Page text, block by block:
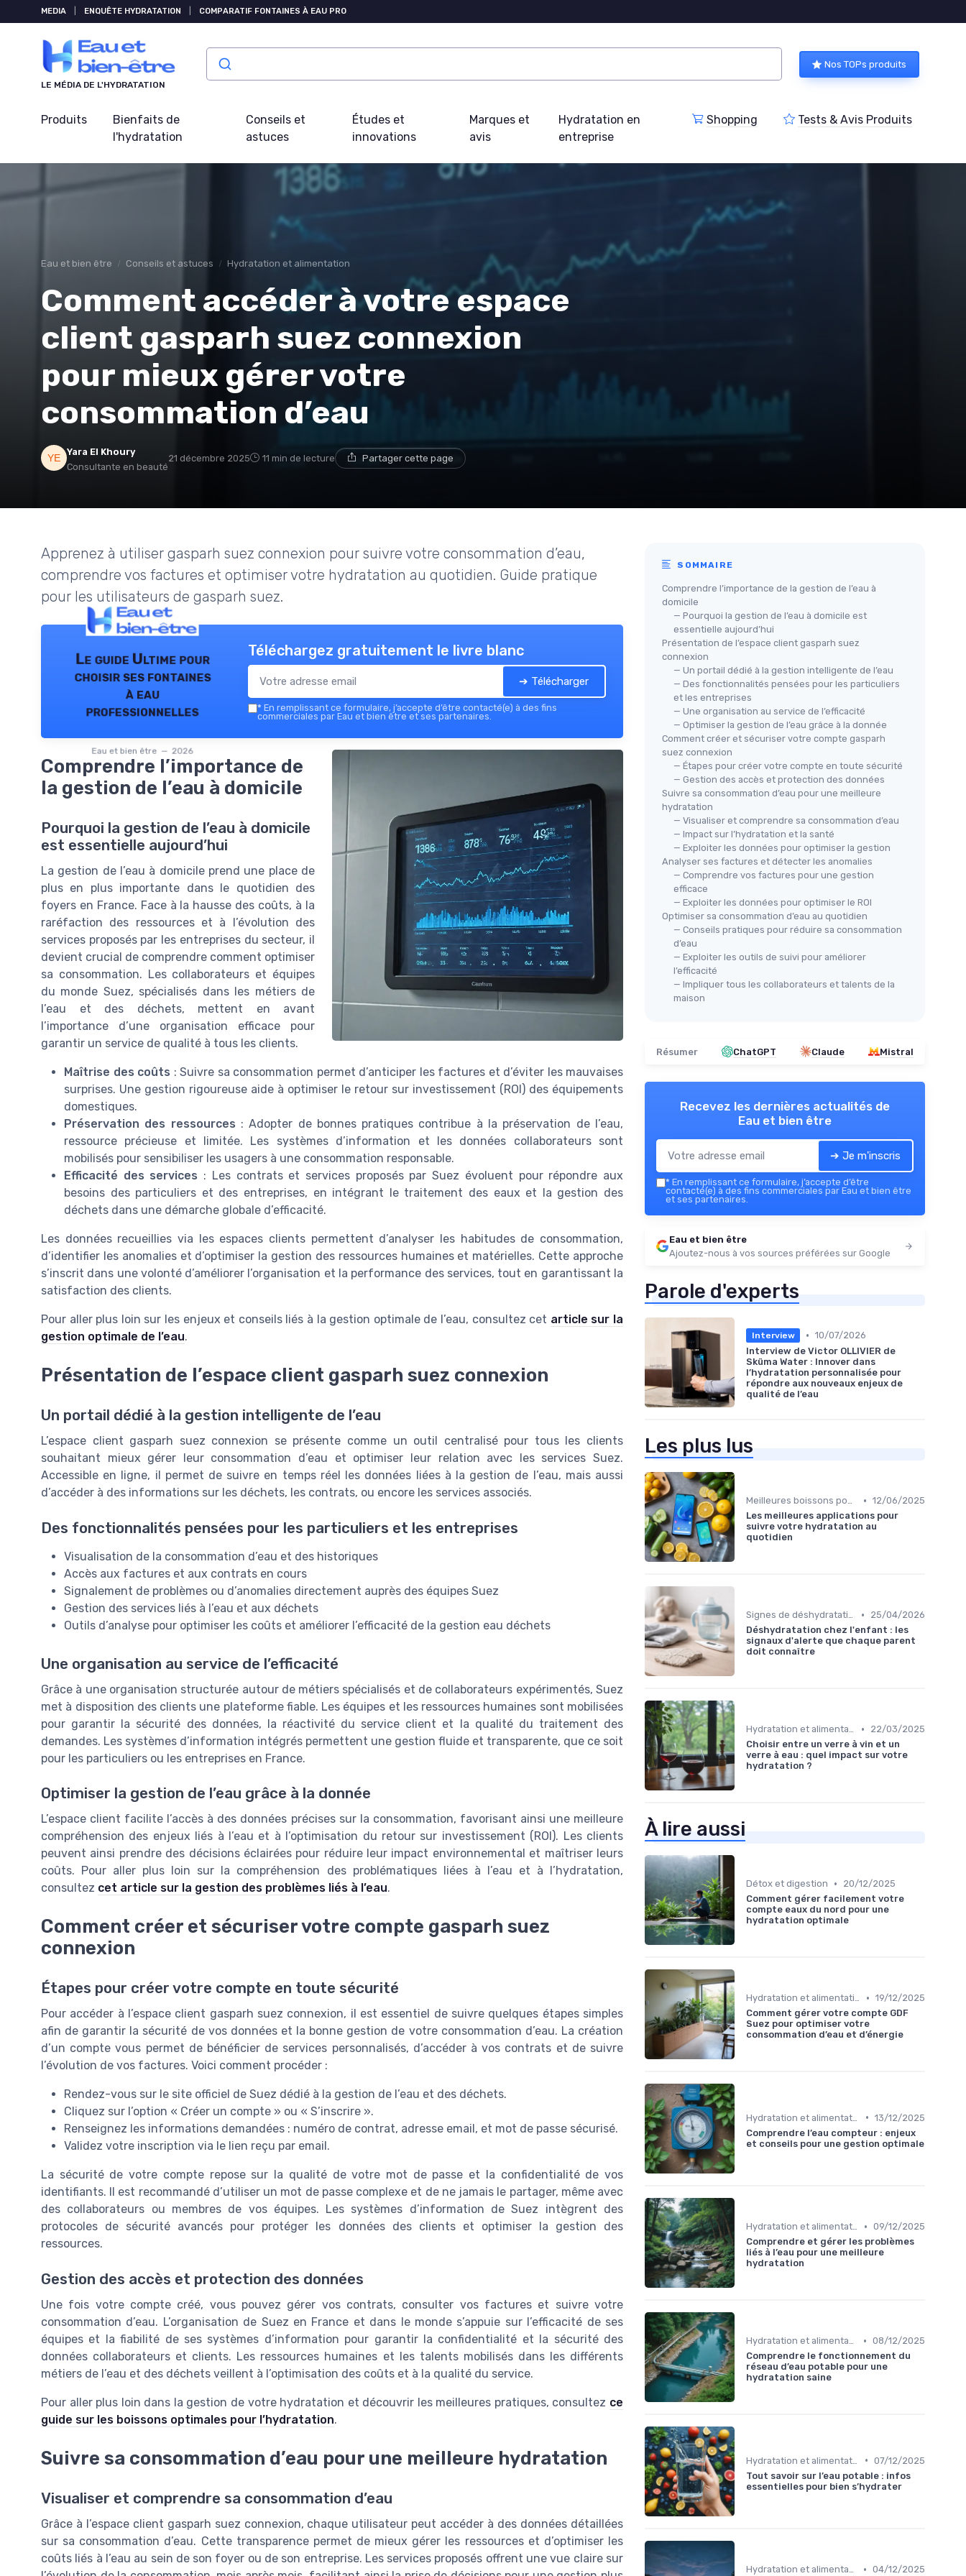
MEDIA ENQUÊTE HYDRATATION COMPARATIF FONTAINES À EAU PRO
LE MÉDIA DE L'HYDRATATION
Nos TOPs produits
Produits
Bienfaits de
l'hydratation
Conseils et
astuces
Études et
innovations
Marques et
avis
Hydratation en
entreprise
Shopping Tests & Avis Produits
Eau et bien être Conseils et astuces Hydratation et alimentation
Comment accéder à votre espace
client gasparh suez connexion
pour mieux gérer votre
consommation d’eau
Yara El Khoury
Consultante en beauté
21 décembre 2025 11 min de lecture Partager cette page
Apprenez à utiliser gasparh suez connexion pour suivre votre consommation d’eau,
comprendre vos factures et optimiser votre hydratation au quotidien. Guide pratique
pour les utilisateurs de gasparh suez.
Le guide Ultime pour
choisir ses fontaines
à eau
professionnelles
Eau et bien être — 2026
Téléchargez gratuitement le livre blanc
➔ Télécharger
* En remplissant ce formulaire, j’accepte d’être contacté(e) à des fins
commerciales par Eau et bien être et ses partenaires.
Comprendre l’importance de
la gestion de l’eau à domicile
Pourquoi la gestion de l’eau à domicile
est essentielle aujourd’hui
La gestion de l’eau à domicile prend une place de
plus en plus importante dans le quotidien des
foyers en France. Face à la hausse des coûts, à la
raréfaction des ressources et à l’évolution des
services proposés par les entreprises du secteur, il
devient crucial de comprendre comment optimiser
sa consommation. Les collaborateurs et équipes
du monde Suez, spécialisés dans les métiers de
l’eau et des déchets, mettent en avant
l’importance d’une organisation efficace pour
garantir un service de qualité à tous les clients.
Maîtrise des coûts : Suivre sa consommation permet d’anticiper les factures et d’éviter les mauvaises
surprises. Une gestion rigoureuse aide à optimiser le retour sur investissement (ROI) des équipements
domestiques.
Préservation des ressources : Adopter de bonnes pratiques contribue à la préservation de l’eau,
ressource précieuse et limitée. Les systèmes d’information et les données collaborateurs sont
mobilisés pour sensibiliser les usagers à une consommation responsable.
Efficacité des services : Les contrats et services proposés par Suez évoluent pour répondre aux
besoins des particuliers et des entreprises, en intégrant le traitement des eaux et la gestion des
déchets dans une démarche globale d’efficacité.
Les données recueillies via les espaces clients permettent d’analyser les habitudes de consommation,
d’identifier les anomalies et d’optimiser la gestion des ressources humaines et matérielles. Cette approche
s’inscrit dans une volonté d’améliorer l’organisation et la performance des services, tout en garantissant la
satisfaction des clients.
Pour aller plus loin sur les enjeux et conseils liés à la gestion optimale de l’eau, consultez cet article sur la
gestion optimale de l’eau.
Présentation de l’espace client gasparh suez connexion
Un portail dédié à la gestion intelligente de l’eau
L’espace client gasparh suez connexion se présente comme un outil centralisé pour tous les clients
souhaitant mieux gérer leur consommation d’eau et optimiser leur relation avec les services Suez.
Accessible en ligne, il permet de suivre en temps réel les données liées à la gestion de l’eau, mais aussi
d’accéder à des informations sur les déchets, les contrats, ou encore les services associés.
Des fonctionnalités pensées pour les particuliers et les entreprises
Visualisation de la consommation d’eau et des historiques
Accès aux factures et aux contrats en cours
Signalement de problèmes ou d’anomalies directement auprès des équipes Suez
Gestion des services liés à l’eau et aux déchets
Outils d’analyse pour optimiser les coûts et améliorer l’efficacité de la gestion eau déchets
Une organisation au service de l’efficacité
Grâce à une organisation structurée autour de métiers spécialisés et de collaborateurs expérimentés, Suez
met à disposition des clients une plateforme fiable. Les équipes et les ressources humaines sont mobilisées
pour garantir la sécurité des données, la réactivité du service client et la qualité du traitement des
demandes. Les systèmes d’information intégrés permettent une gestion fluide et transparente, que ce soit
pour les particuliers ou les entreprises en France.
Optimiser la gestion de l’eau grâce à la donnée
L’espace client facilite l’accès à des données précises sur la consommation, favorisant ainsi une meilleure
compréhension des enjeux liés à l’eau et à l’optimisation du retour sur investissement (ROI). Les clients
peuvent ainsi prendre des décisions éclairées pour réduire leur impact environnemental et maîtriser leurs
coûts. Pour aller plus loin sur la compréhension des problématiques liées à l’eau et à l’hydratation,
consultez cet article sur la gestion des problèmes liés à l’eau.
Comment créer et sécuriser votre compte gasparh suez
connexion
Étapes pour créer votre compte en toute sécurité
Pour accéder à l’espace client gasparh suez connexion, il est essentiel de suivre quelques étapes simples
afin de garantir la sécurité de vos données et la bonne gestion de votre consommation d’eau. La création
d’un compte vous permet de bénéficier de services personnalisés, d’accéder à vos contrats et de suivre
l’évolution de vos factures. Voici comment procéder :
Rendez-vous sur le site officiel de Suez dédié à la gestion de l’eau et des déchets.
Cliquez sur l’option « Créer un compte » ou « S’inscrire ».
Renseignez les informations demandées : numéro de contrat, adresse email, et mot de passe sécurisé.
Validez votre inscription via le lien reçu par email.
La sécurité de votre compte repose sur la qualité de votre mot de passe et la confidentialité de vos
identifiants. Il est recommandé d’utiliser un mot de passe complexe et de ne jamais le partager, même avec
des collaborateurs ou membres de vos équipes. Les systèmes d’information de Suez intègrent des
protocoles de sécurité avancés pour protéger les données des clients et optimiser la gestion des
ressources.
Gestion des accès et protection des données
Une fois votre compte créé, vous pouvez gérer vos contrats, consulter vos factures et suivre votre
consommation d’eau. L’organisation de Suez en France et dans le monde s’appuie sur l’efficacité de ses
équipes et la fiabilité de ses systèmes d’information pour garantir la confidentialité et la sécurité des
données collaborateurs et clients. Les ressources humaines et les talents mobilisés dans les différents
métiers de l’eau et des déchets veillent à l’optimisation des coûts et à la qualité du service.
Pour aller plus loin dans la gestion de votre hydratation et découvrir les meilleures pratiques, consultez ce
guide sur les boissons optimales pour l’hydratation.
Suivre sa consommation d’eau pour une meilleure hydratation
Visualiser et comprendre sa consommation d’eau
Grâce à l’espace client gasparh suez connexion, chaque utilisateur peut accéder à des données détaillées
sur sa consommation d’eau. Cette transparence permet de mieux gérer les ressources et d’optimiser les
coûts liés à l’eau au sein de son foyer ou de son entreprise. Les services proposés offrent une vue claire sur
SOMMAIRE
Comprendre l’importance de la gestion de l’eau à
domicile
— Pourquoi la gestion de l’eau à domicile est
essentielle aujourd’hui
Présentation de l’espace client gasparh suez
connexion
— Un portail dédié à la gestion intelligente de l’eau
— Des fonctionnalités pensées pour les particuliers
et les entreprises
— Une organisation au service de l’efficacité
— Optimiser la gestion de l’eau grâce à la donnée
Comment créer et sécuriser votre compte gasparh
suez connexion
— Étapes pour créer votre compte en toute sécurité
— Gestion des accès et protection des données
Suivre sa consommation d’eau pour une meilleure
hydratation
— Visualiser et comprendre sa consommation d’eau
— Impact sur l’hydratation et la santé
— Exploiter les données pour optimiser la gestion
Analyser ses factures et détecter les anomalies
— Comprendre vos factures pour une gestion
efficace
— Exploiter les données pour optimiser le ROI
Optimiser sa consommation d’eau au quotidien
— Conseils pratiques pour réduire sa consommation
d’eau
— Exploiter les outils de suivi pour améliorer
l’efficacité
— Impliquer tous les collaborateurs et talents de la
maison
Résumer ChatGPT Claude Mistral
Recevez les dernières actualités de
Eau et bien être
➔ Je m'inscris
* En remplissant ce formulaire, j’accepte d’être
contacté(e) à des fins commerciales par Eau et bien être
et ses partenaires.
Eau et bien être
Ajoutez-nous à vos sources préférées sur Google
Parole d'experts
Interview • 10/07/2026
Interview de Victor OLLIVIER de
Sküma Water : Innover dans
l’hydratation personnalisée pour
répondre aux nouveaux enjeux de
qualité de l’eau
Les plus lus
Meilleures boissons pour s’hydrater • 12/06/2025
Les meilleures applications pour
suivre votre hydratation au
quotidien
Signes de déshydratation •
25/04/2026
Déshydratation chez l'enfant : les
signaux d'alerte que chaque parent
doit connaître
Hydratation et alimentation •
22/03/2025
Choisir entre un verre à vin et un
verre à eau : quel impact sur votre
hydratation ?
À lire aussi
Détox et digestion •
20/12/2025
Comment gérer facilement votre
compte eaux du nord pour une
hydratation optimale
Hydratation et alimentation • 19/12/2025
Comment gérer votre compte GDF
Suez pour optimiser votre
consommation d’eau et d’énergie
• 13/12/2025
Comprendre l’eau compteur : enjeux
et conseils pour une gestion optimale
Hydratation et alimentation • 09/12/2025
Comprendre et gérer les problèmes
liés à l’eau pour une meilleure
hydratation
Hydratation et alimentation • 08/12/2025
Comprendre le fonctionnement du
réseau d’eau potable pour une
hydratation saine
• 07/12/2025
Tout savoir sur l’eau potable : infos
essentielles pour bien s’hydrater
Hydratation et alimentation • 04/12/2025
Panneau de gestion des cookies